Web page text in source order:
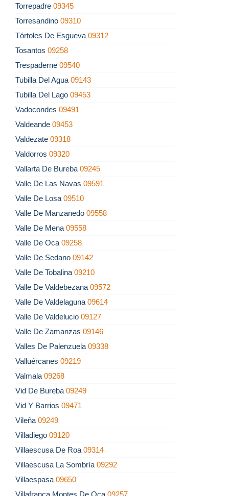
Torrepadre 09345
Torresandino 09310
Tórtoles De Esgueva 09312
Tosantos 09258
Trespaderne 09540
Tubilla Del Agua 09143
Tubilla Del Lago 09453
Vadocondes 09491
Valdeande 09453
Valdezate 09318
Valdorros 09320
Vallarta De Bureba 09245
Valle De Las Navas 09591
Valle De Losa 09510
Valle De Manzanedo 09558
Valle De Mena 09558
Valle De Oca 09258
Valle De Sedano 09142
Valle De Tobalina 09210
Valle De Valdebezana 09572
Valle De Valdelaguna 09614
Valle De Valdelucio 09127
Valle De Zamanzas 09146
Valles De Palenzuela 09338
Valluércanes 09219
Valmala 09268
Vid De Bureba 09249
Vid Y Barrios 09471
Vileña 09249
Villadiego 09120
Villaescusa De Roa 09314
Villaescusa La Sombría 09292
Villaespasa 09650